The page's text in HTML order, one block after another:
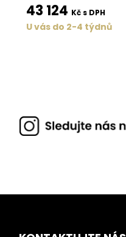
43 124 Kč s DPH
U vás do 2-4 týdnů